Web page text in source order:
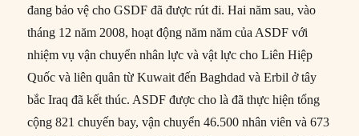
đang bảo vệ cho GSDF đã được rút đi. Hai năm sau, vào
tháng 12 năm 2008, hoạt động năm năm của ASDF với
nhiệm vụ vận chuyển nhân lực và vật lực cho Liên Hiệp
Quốc và liên quân từ Kuwait đến Baghdad và Erbil ở tây
bắc Iraq đã kết thúc. ASDF được cho là đã thực hiện tổng
cộng 821 chuyến bay, vận chuyển 46.500 nhân viên và 673